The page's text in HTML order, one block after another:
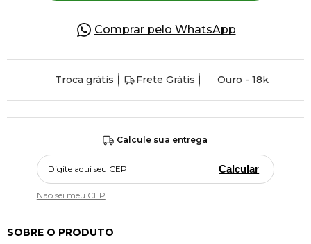
Comprar pelo WhatsApp
Troca grátis Frete Grátis Ouro - 18k
Calcule sua entrega
Calcular
Não sei meu CEP
SOBRE O PRODUTO
OFERTAS